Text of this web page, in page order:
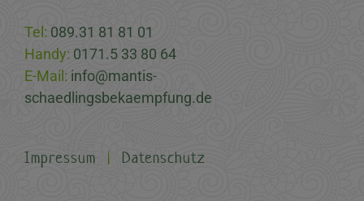
Tel: 089.31 81 81 01
Handy: 0171.5 33 80 64
E-Mail: info@mantis-
schaedlingsbekaempfung.de
Impressum | Datenschutz